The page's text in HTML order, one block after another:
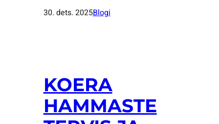
30. dets. 2025Blogi
KOERA
HAMMASTE